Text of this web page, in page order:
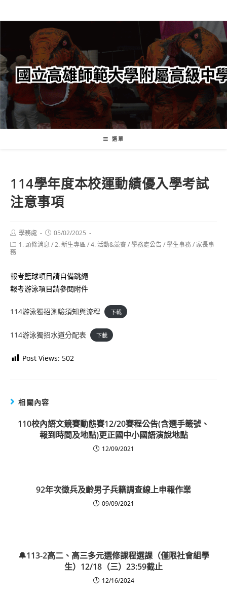
轉
要
內
容
選單
114學年度本校運動績優入學考試
注意事項
Post
author:
學務處
Post
published:
05/02/2025
Post
category:
1. 頭條消息 /2. 新生專區/4. 活動&競賽/學務處公告/學生事務/ 家長事
務
報考籃球項目請自備跳繩
報考游泳項目請參閱附件
114游泳獨招測驗須知與流程 下載
114游泳獨招水道分配表 下載
Post Views: 502
相關內容
110校內語文競賽動態賽12/20賽程公告(含選手籤號、
報到時間及地點)更正國中小國語演說地點
12/09/2021
92年次徵兵及齡男子兵籍調查線上申報作業
09/09/2021
🔔113-2高二、高三多元選修課程選課（僅限社會組學
生）12/18（三）23:59截止
12/16/2024